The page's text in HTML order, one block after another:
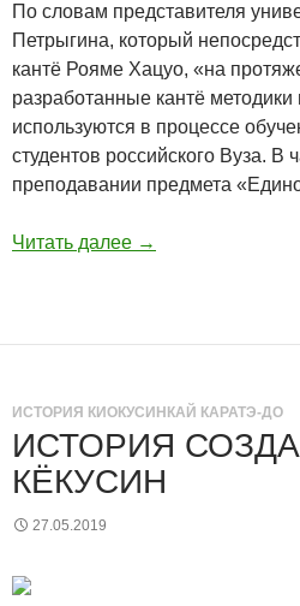
По словам представителя
Петрыгина, который
кантё Рояме Хацуо, «на
разработанные кантё
используются в процессе
студентов российского Вуза. В
преподавании предмета
Читать далее →
ИСТОРИЯ КИОКУСИНКАЙ КАРАТЭ-ДО
ИСТОРИЯ
КЁКУСИН
27.05.2019